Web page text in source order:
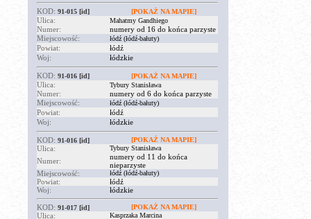
KOD: 91-015 [id] [POKAŻ NA MAPIE]
Ulica: Mahatmy Gandhiego
Numer:
numery od 16 do końca parzyste
Miejscowość:
łódź (łódź-bałuty)
Powiat:
łódź
Woj:
łódzkie
KOD: 91-016 [id] [POKAŻ NA MAPIE]
Ulica: Tybury Stanisława
Numer:
numery od 6 do końca parzyste
Miejscowość:
łódź (łódź-bałuty)
Powiat:
łódź
Woj:
łódzkie
KOD: 91-016 [id] [POKAŻ NA MAPIE]
Ulica: Tybury Stanisława
Numer:
numery od 11 do końca
nieparzyste
Miejscowość:
łódź (łódź-bałuty)
Powiat:
łódź
Woj:
łódzkie
KOD: 91-017 [id] [POKAŻ NA MAPIE]
Ulica: Kasprzaka Marcina